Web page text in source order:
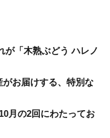
が「木熟ぶどう ハレノ
お届けする、特別な
月の2回にわたってお